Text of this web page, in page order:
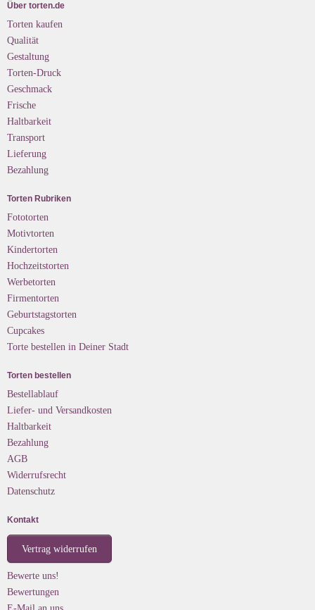
Über torten.de
Torten kaufen
Qualität
Gestaltung
Torten-Druck
Geschmack
Frische
Haltbarkeit
Transport
Lieferung
Bezahlung
Torten Rubriken
Fototorten
Motivtorten
Kindertorten
Hochzeitstorten
Werbetorten
Firmentorten
Geburtstagstorten
Cupcakes
Torte bestellen in Deiner Stadt
Torten bestellen
Bestellablauf
Liefer- und Versandkosten
Haltbarkeit
Bezahlung
AGB
Widerrufsrecht
Datenschutz
Kontakt
Vertrag widerrufen
Bewerte uns!
Bewertungen